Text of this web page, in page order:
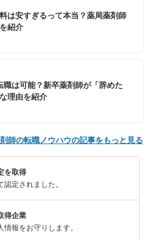
は安すぎるって本当？薬局薬剤師
紹介
職は可能？新卒薬剤師が「辞めた
理由を紹介
師の転職ノウハウの記事をもっと見る
を取得
定されました。
得企業
報をお守りします。